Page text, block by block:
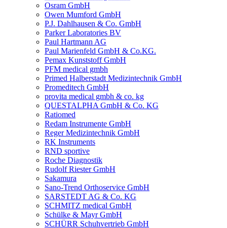
Osram GmbH
Owen Mumford GmbH
P.J. Dahlhausen & Co. GmbH
Parker Laboratories BV
Paul Hartmann AG
Paul Marienfeld GmbH & Co.KG.
Pemax Kunststoff GmbH
PFM medical gmbh
Primed Halberstadt Medizintechnik GmbH
Promeditech GmbH
provita medical gmbh & co. kg
QUESTALPHA GmbH & Co. KG
Ratiomed
Redam Instrumente GmbH
Reger Medizintechnik GmbH
RK Instruments
RND sportive
Roche Diagnostik
Rudolf Riester GmbH
Sakamura
Sano-Trend Orthoservice GmbH
SARSTEDT AG & Co. KG
SCHMITZ medical GmbH
Schülke & Mayr GmbH
SCHÜRR Schuhvertrieb GmbH